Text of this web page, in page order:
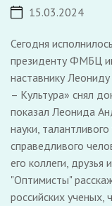
15.03.2024
Сегодня
президенту ФМБЦ
наставнику
– Культура» снял
показал Леонида
науки,
справедливого
его коллеги,
"Оптимисты"
российских ученых,